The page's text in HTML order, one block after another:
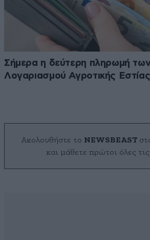
Σήμερα η δεύτερη πληρωμή
Λογαριασμού Αγροτικής Εστίας
Ακολουθήστε το NEWSBEAST
και μάθετε πρώτοι όλες τις